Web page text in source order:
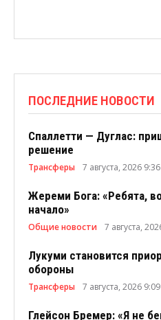
ПОСЛЕДНИЕ НОВОСТИ
Спаллетти — Дуглас:
решение
Трансферы 7 августа, 2026 9:36
Жереми Бога: «Ребята,
начало»
Общие новости 7 августа,
Лукуми становится
обороны
Трансферы 7 августа, 2026 9:09
Глейсон Бремер: «Я не